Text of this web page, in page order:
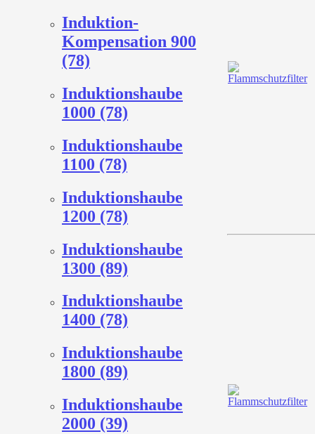
Induktion-
Kompensation 900
(78)
Induktionshaube
1000 (78)
Induktionshaube
1100 (78)
Induktionshaube
1200 (78)
Induktionshaube
1300 (89)
Induktionshaube
1400 (78)
Induktionshaube
1800 (89)
Induktionshaube
2000 (39)